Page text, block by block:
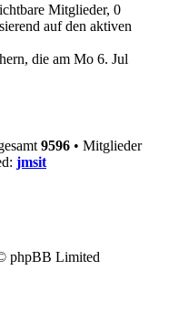
Mitglieder, 0
auf den aktiven
die am Mo 6. Jul
9596 • Mitglieder
jmsit
phpBB Limited